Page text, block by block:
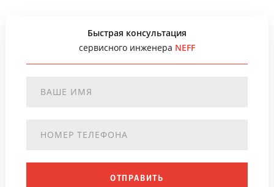
Быстрая консультация
сервисного инженера NEFF
ОТПРАВИТЬ